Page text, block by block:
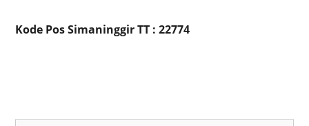
Kode Pos Simaninggir TT : 22774